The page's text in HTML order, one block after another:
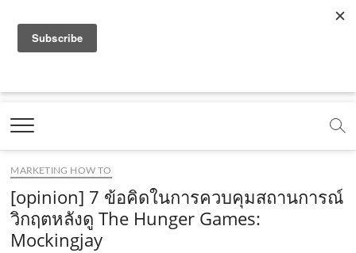
a
e
b
o
o
k
.
o
t
b
e
.
c
.
o
e
m
e
t
g
a
t
k
c
Marketing Oops!
DIGITAL | CREATIVE | ADVERTISING | CAMPAIGN |
MARKETING HOW TO
[opinion] 7 ข้อคิดในการควบคุมสถานการณ์
วิกฤตหลังดู The Hunger Games:
Mockingjay